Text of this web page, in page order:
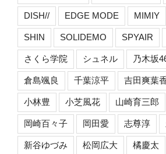
DISH// EDGE MODE MIMIY
SHIN SOLIDEMO SPYAIR
さくら学院 シュネル 乃木坂
倉島颯良 千葉涼平 吉田爽葉
小林豊 小芝風花 山崎育三郎
岡崎百々子 岡田愛 志尊淳
新谷ゆづみ 松岡広大 橘慶太